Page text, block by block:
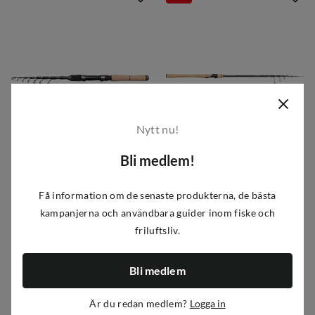
Pris från699 kr
varianter
Westin
discounted
price
Pris från1 199 kr
original
price
1 599 kr
8 varianter
-17%
Nytt nu!
Bli medlem!
Få information om de senaste produkterna, de bästa
kampanjerna och användbara guider inom fiske och
friluftsliv.
Bli medlem
Är du redan medlem? Logga in